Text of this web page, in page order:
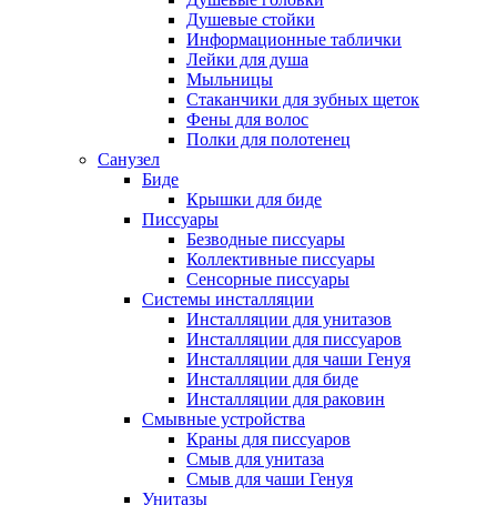
Душевые стойки
Информационные таблички
Лейки для душа
Мыльницы
Стаканчики для зубных щеток
Фены для волос
Полки для полотенец
Санузел
Биде
Крышки для биде
Писсуары
Безводные писсуары
Коллективные писсуары
Сенсорные писсуары
Системы инсталляции
Инсталляции для унитазов
Инсталляции для писсуаров
Инсталляции для чаши Генуя
Инсталляции для биде
Инсталляции для раковин
Смывные устройства
Краны для писсуаров
Смыв для унитаза
Смыв для чаши Генуя
Унитазы